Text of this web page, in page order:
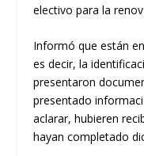
electivo para la
Informó que están
es decir, la
presentaron
presentado
aclarar, hubieren
hayan completado